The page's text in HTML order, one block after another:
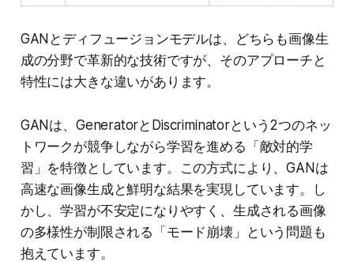
GANとディフュージョンモデルは、どちらも画像生
成の分野で革新的な技術ですが、そのアプローチと
特性には大きな違いがあります。
GANは、GeneratorとDiscriminatorという2つのネッ
トワークが競争しながら学習を進める「敵対的学
習」を特徴としています。この方式により、GANは
高速な画像生成と鮮明な結果を実現しています。し
かし、学習が不安定になりやすく、生成される画像
の多様性が制限される「モード崩壊」という問題も
抱えています。